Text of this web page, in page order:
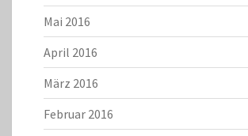
Mai 2016
April 2016
März 2016
Februar 2016